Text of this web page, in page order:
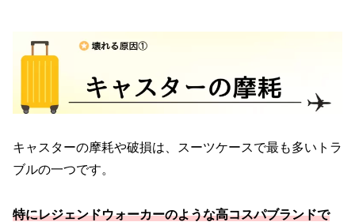
キャスターの摩耗や破損は、スーツケースで最も多いトラ
ブルの一つです。
特にレジェンドウォーカーのような高コスパブランドで